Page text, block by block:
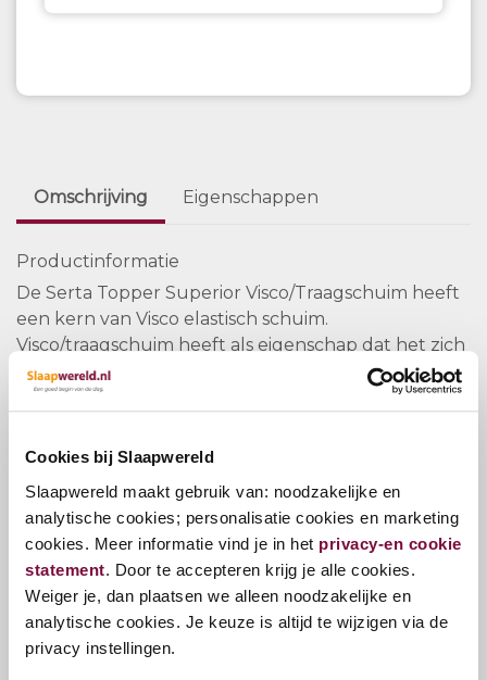
Cookies bij Slaapwereld
Slaapwereld maakt gebruik van: noodzakelijke en
analytische cookies; personalisatie cookies en marketing
cookies. Meer informatie vind je in het privacy-en cookie
statement. Door te accepteren krijg je alle cookies.
Weiger je, dan plaatsen we alleen noodzakelijke en
analytische cookies. Je keuze is altijd te wijzigen via de
privacy instellingen.
Omschrijving Eigenschappen
Productinformatie
De Serta Topper Superior Visco/Traagschuim heeft
een kern van Visco elastisch schuim.
Visco/traagschuim heeft als eigenschap dat het zich
aanpast uw lichaamsvormen, doordat het reageert
op warmte. Daarnaast werkt het ook
heupklachten.
De totale dikte van dit topdekmatras is +/- 10 cm.
Vragen?
Bel ons